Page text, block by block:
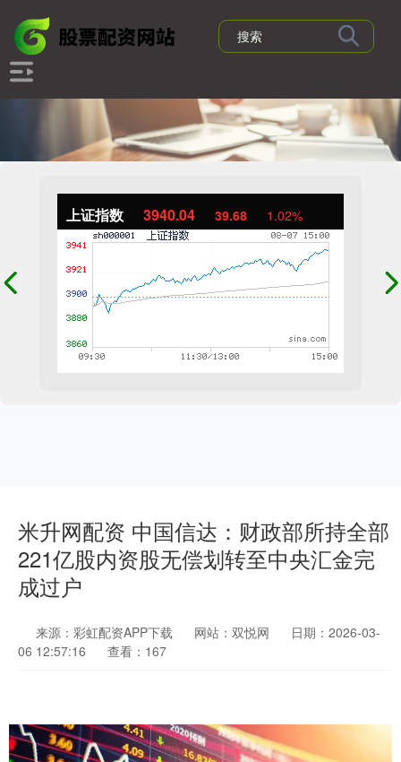
上证指数 3940.04 39.68 1.02%
米升网配资 中国信达：财政部所持全部
221亿股内资股无偿划转至中央汇金完
成过户
来源：彩虹配资APP下载 网站：双悦网
日期：2026-03-
06 12:57:16
查看：167